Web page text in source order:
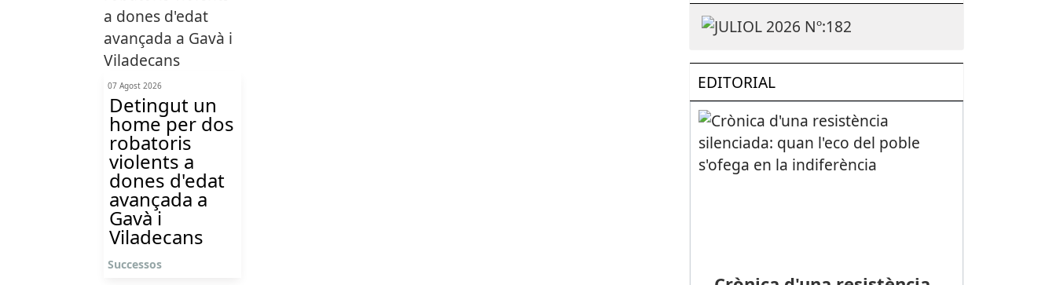
07 Agost 2026
Detingut un
home per dos
robatoris
violents a
dones d'edat
avançada a
Gavà i
Viladecans
Successos
EDITORIAL